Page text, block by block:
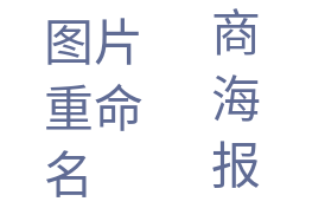
图片
重命
名
商
海
报